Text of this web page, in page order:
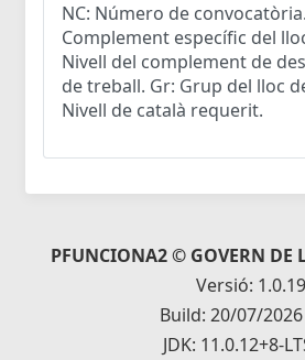
NC: Número de
Complement específic del
Nivell del complement de
de treball. Gr: Grup del lloc
Nivell de català requerit.
PFUNCIONA2 © GOVERN DE
Versió:
Build: 20/07/
JDK: 11.0.12+8-